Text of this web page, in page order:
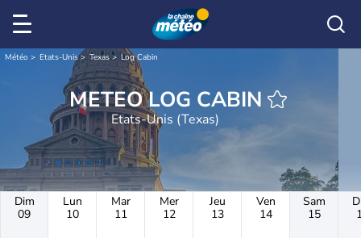
Météo Etats-Unis Texas Log Cabin
METEO LOG CABIN
Etats-Unis (Texas)
Dim
09
Lun
10
Mar
11
Mer
12
Jeu
13
Ven
14
Sam
15